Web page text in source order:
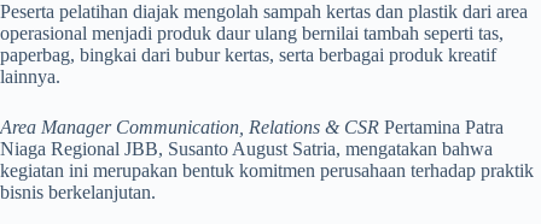
Peserta pelatihan diajak mengolah sampah kertas dan plastik dari area
operasional menjadi produk daur ulang bernilai tambah seperti tas,
paperbag, bingkai dari bubur kertas, serta berbagai produk kreatif
lainnya.
Area Manager Communication, Relations & CSR Pertamina Patra
Niaga Regional JBB, Susanto August Satria, mengatakan bahwa
kegiatan ini merupakan bentuk komitmen perusahaan terhadap praktik
bisnis berkelanjutan.